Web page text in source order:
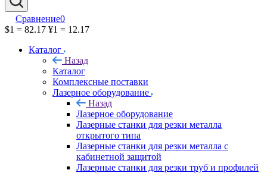
Сравнение0
$1 = 82.17 ¥1 = 12.17
Каталог
Назад
Каталог
Комплексные поставки
Лазерное оборудование
Назад
Лазерное оборудование
Лазерные станки для резки металла
открытого типа
Лазерные станки для резки металла с
кабинетной защитой
Лазерные станки для резки труб и профилей